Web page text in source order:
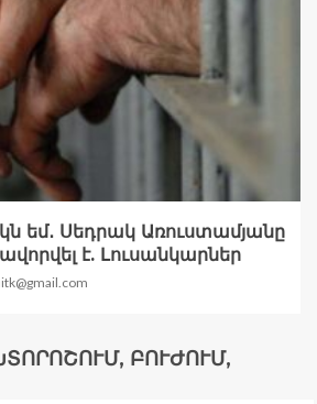
եմ․ Սեդրակ Առուստամյանը
է. Լուսանկարներ
ԲՈՒԺՈՒՄ,